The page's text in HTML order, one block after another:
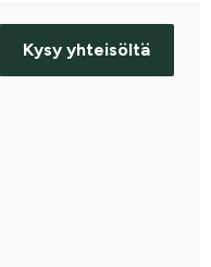
Kysy yhteisöltä